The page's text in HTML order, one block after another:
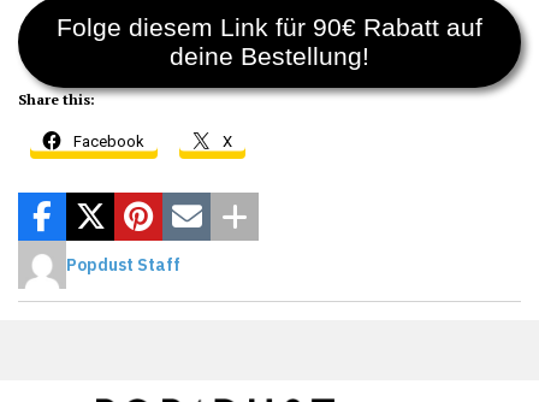
Folge diesem Link für 90€ Rabatt auf
deine Bestellung!
Share this:
Facebook X
Popdust Staff